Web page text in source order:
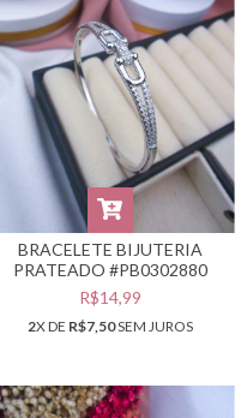
BRACELETE BIJUTERIA
PRATEADO #PB0302880
R$14,99
2X DE R$7,50SEM JUROS